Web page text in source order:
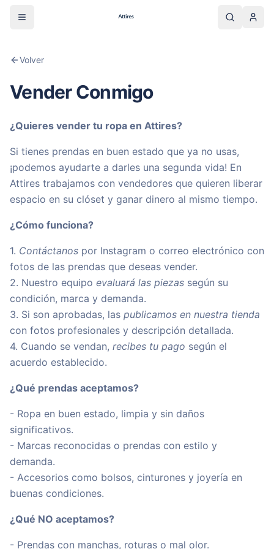
Menu
Volver
Vender Conmigo
¿Quieres vender tu ropa en Attires?
Si tienes prendas en buen estado que ya no usas,
¡podemos ayudarte a darles una segunda vida! En
Attires trabajamos con vendedores que quieren liberar
espacio en su clóset y ganar dinero al mismo tiempo.
¿Cómo funciona?
1. Contáctanos por Instagram o correo electrónico con
fotos de las prendas que deseas vender.
2. Nuestro equipo evaluará las piezas según su
condición, marca y demanda.
3. Si son aprobadas, las publicamos en nuestra tienda
con fotos profesionales y descripción detallada.
4. Cuando se vendan, recibes tu pago según el
acuerdo establecido.
¿Qué prendas aceptamos?
- Ropa en buen estado, limpia y sin daños
significativos.
- Marcas reconocidas o prendas con estilo y
demanda.
- Accesorios como bolsos, cinturones y joyería en
buenas condiciones.
¿Qué NO aceptamos?
- Prendas con manchas, roturas o mal olor.